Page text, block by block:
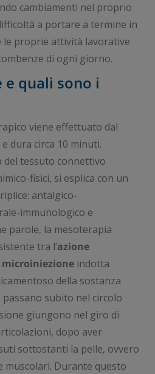
cambiamenti nel proprio
a portare a termine in
le proprie attività lavorative
di ogni giorno.
e quali sono i
viene effettuato dal
dura circa 10 minuti.
tessuto connettivo
fisici, si esplica con un
antalgico-
immunologico e
parole, la mesoterapia
tra l’azione
indotta
della sostanza
subito nel circolo
giungono nel giro di
dopo aver
sottostanti la pelle, ovvero
muscolari. Durante questo